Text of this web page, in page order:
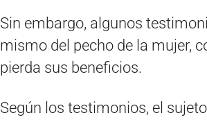
Sin embargo, algunos
mismo del pecho de la mujer,
pierda sus beneficios.
Según los testimonios, el